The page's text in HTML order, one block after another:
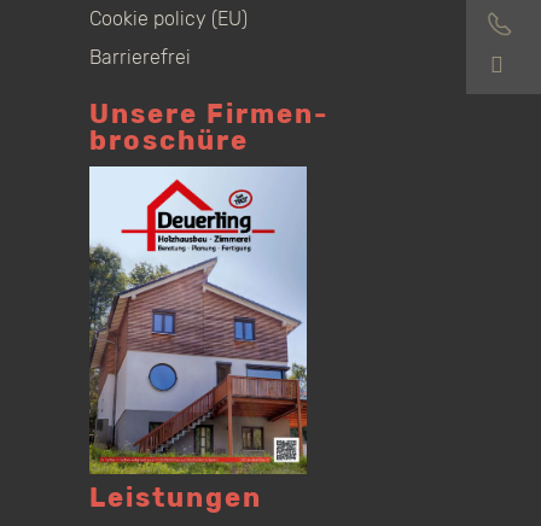
Cookie policy (EU)
Barrierefrei
Unsere Firmen­
broschüre
Leistungen